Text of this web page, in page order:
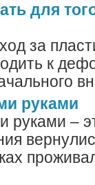
для
за
к
руками
руками –